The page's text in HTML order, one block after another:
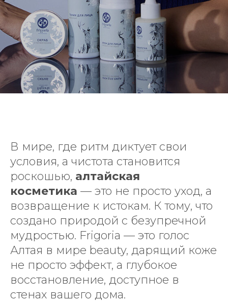
В мире, где ритм диктует свои
условия, а чистота становится
роскошью, алтайская
косметика — это не просто уход, а
возвращение к истокам. К тому, что
создано природой с безупречной
мудростью. Frigoria — это голос
Алтая в мире beauty, дарящий коже
не просто эффект, а глубокое
восстановление, доступное в
стенах вашего дома.